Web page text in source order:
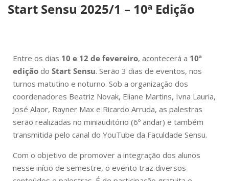
Start Sensu 2025/1 – 10ª Edição
Entre os dias 10 e 12 de fevereiro, acontecerá a 10ª
edição do Start Sensu. Serão 3 dias de eventos, nos
turnos matutino e noturno. Sob a organização dos
coordenadores Beatriz Novak, Eliane Martins, Ivna Lauria,
José Alaor, Rayner Max e Ricardo Arruda, as palestras
serão realizadas no miniauditório (6º andar) e também
transmitida pelo canal do YouTube da Faculdade Sensu.
Com o objetivo de promover a integração dos alunos
nesse início de semestre, o evento traz diversos